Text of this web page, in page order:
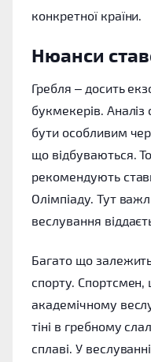
конкретної країни.
Нюанси
Гребля – досить
букмекерів.
бути особливим
що відбуваються.
рекомендують
Олімпіаду. Тут
веслування
Багато що
спорту.
академічному
тіні в гребному
сплаві. У